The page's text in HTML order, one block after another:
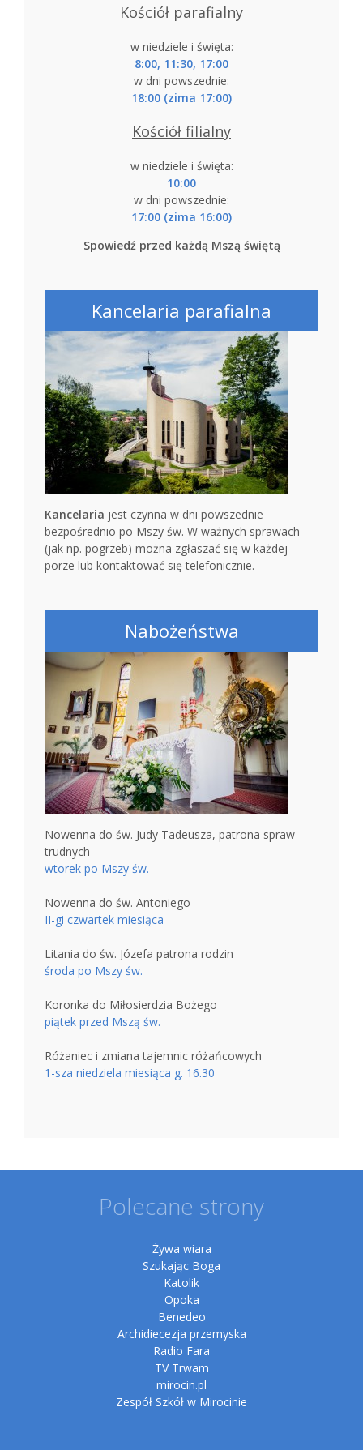
Kościół parafialny
w niedziele i święta:
8:00, 11:30, 17:00
w dni powszednie:
18:00 (zima 17:00)
Kościół filialny
w niedziele i święta:
10:00
w dni powszednie:
17:00 (zima 16:00)
Spowiedź przed każdą Mszą świętą
Kancelaria parafialna
Kancelaria jest czynna w dni powszednie
bezpośrednio po Mszy św. W ważnych sprawach
(jak np. pogrzeb) można zgłaszać się w każdej
porze lub kontaktować się telefonicznie.
Nabożeństwa
Nowenna do św. Judy Tadeusza, patrona spraw
trudnych
wtorek po Mszy św.
Nowenna do św. Antoniego
II-gi czwartek miesiąca
Litania do św. Józefa patrona rodzin
środa po Mszy św.
Koronka do Miłosierdzia Bożego
piątek przed Mszą św.
Różaniec i zmiana tajemnic różańcowych
1-sza niedziela miesiąca g. 16.30
Polecane strony
Żywa wiara
Szukając Boga
Katolik
Opoka
Benedeo
Archidiecezja przemyska
Radio Fara
TV Trwam
mirocin.pl
Zespół Szkół w Mirocinie